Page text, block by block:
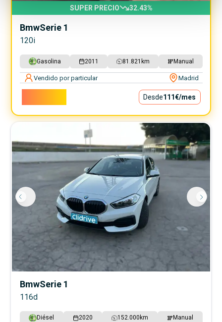
SUPER PRECIO 32.43%
BmwSerie 1
120i
Gasolina 2011 81.821 km Manual
Vendido por particular Madrid
Desde111€/mes
BmwSerie 1
116d
Diésel 2020 152.000 km Manual